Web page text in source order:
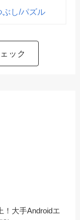
ぶし/パズル
ック
！大手Androidエ